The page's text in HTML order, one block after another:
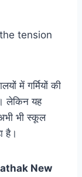
में गर्मियों की
लेकिन यह
अभी भी स्कूल
है।
New